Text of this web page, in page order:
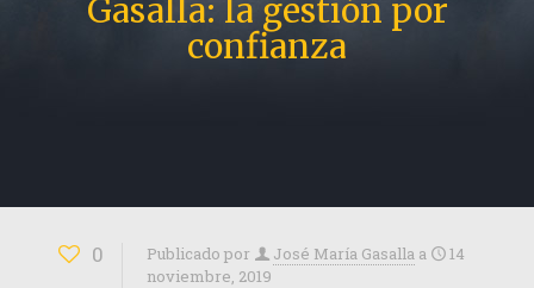
Gasalla: la gestión por
confianza
0 Publicado por José María Gasalla a
14
noviembre, 2019